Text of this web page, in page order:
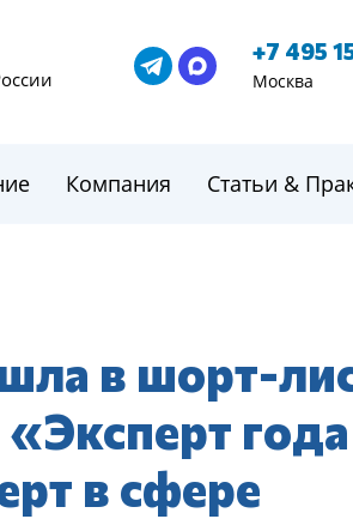
+7 495
Москва
Компания Статьи &
в шорт-
в сфере